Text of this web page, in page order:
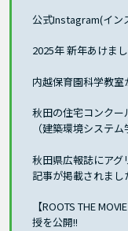
公式Instagram(イン
2025年 新年あけま
内越保育園科学教
秋田の住宅コンク
（建築環境システム
秋田県広報誌にア
記事が掲載されまし
【ROOTS THE
授を公開!!